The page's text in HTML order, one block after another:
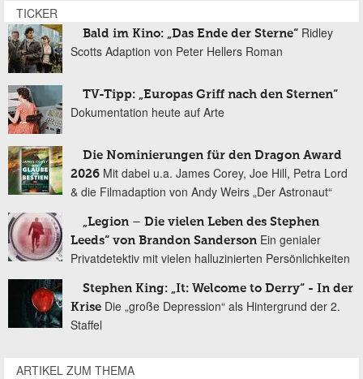
TICKER
Bald im Kino: „Das Ende der Sterne“ Ridley
Scotts Adaption von Peter Hellers Roman
TV-Tipp: „Europas Griff nach den Sternen“
Dokumentation heute auf Arte
Die Nominierungen für den Dragon Award
2026 Mit dabei u.a. James Corey, Joe Hill, Petra Lord
& die Filmadaption von Andy Weirs „Der Astronaut“
„Legion – Die vielen Leben des Stephen
Leeds“ von Brandon Sanderson Ein genialer
Privatdetektiv mit vielen halluzinierten Persönlichkeiten
Stephen King: „It: Welcome to Derry“ - In der
Krise Die „große Depression“ als Hintergrund der 2.
Staffel
ARTIKEL ZUM THEMA